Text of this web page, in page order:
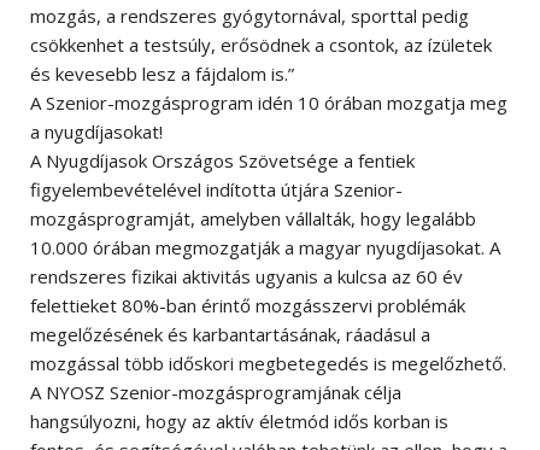
mozgás, a rendszeres gyógytornával, sporttal pedig
csökkenhet a testsúly, erősödnek a csontok, az ízületek
és kevesebb lesz a fájdalom is.”
A Szenior-mozgásprogram idén 10 órában mozgatja meg
a nyugdíjasokat!
A Nyugdíjasok Országos Szövetsége a fentiek
figyelembevételével indította útjára Szenior-
mozgásprogramját, amelyben vállalták, hogy legalább
10.000 órában megmozgatják a magyar nyugdíjasokat. A
rendszeres fizikai aktivitás ugyanis a kulcsa az 60 év
felettieket 80%-ban érintő mozgásszervi problémák
megelőzésének és karbantartásának, ráadásul a
mozgással több időskori megbetegedés is megelőzhető.
A NYOSZ Szenior-mozgásprogramjának célja
hangsúlyozni, hogy az aktív életmód idős korban is